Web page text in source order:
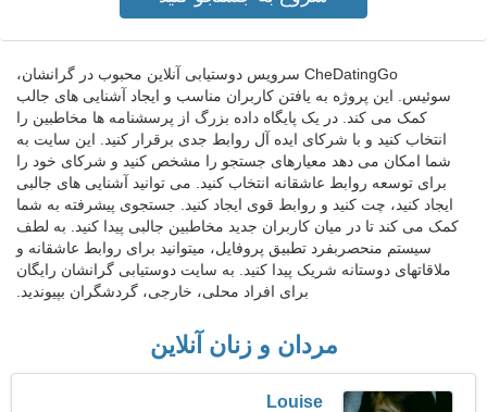
CheDatingGo سرویس دوستیابی آنلاین محبوب در گرانشان،
سوئیس. این پروژه به یافتن کاربران مناسب و ایجاد آشنایی های جالب
کمک می کند. در یک پایگاه داده بزرگ از پرسشنامه ها مخاطبین را
انتخاب کنید و با شرکای ایده آل روابط جدی برقرار کنید. این سایت به
شما امکان می دهد معیارهای جستجو را مشخص کنید و شرکای خود را
برای توسعه روابط عاشقانه انتخاب کنید. می توانید آشنایی های جالبی
ایجاد کنید، چت کنید و روابط قوی ایجاد کنید. جستجوی پیشرفته به شما
کمک می کند تا در میان کاربران جدید مخاطبین جالبی پیدا کنید. به لطف
سیستم منحصربفرد تطبیق پروفایل، میتوانید برای روابط عاشقانه و
ملاقاتهای دوستانه شریک پیدا کنید. به سایت دوستیابی گرانشان رایگان
برای افراد محلی، خارجی، گردشگران بپیوندید.
مردان و زنان آنلاین
Louise